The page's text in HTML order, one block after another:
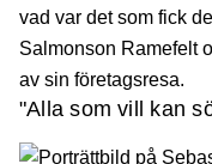
vad var det som fick
Salmonson Ramefelt
av sin företagsresa.
"Alla som vill kan